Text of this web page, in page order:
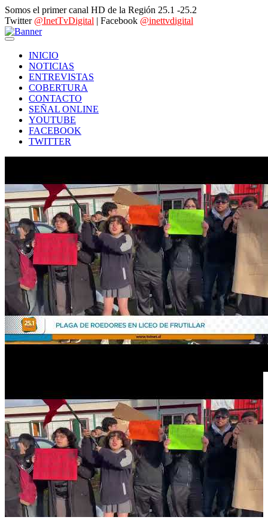
Somos el primer canal HD de la Región 25.1 -25.2
Twitter @InetTvDigital | Facebook @inettvdigital
INICIO
NOTICIAS
ENTREVISTAS
COBERTURA
CONTACTO
SEÑAL ONLINE
YOUTUBE
FACEBOOK
TWITTER